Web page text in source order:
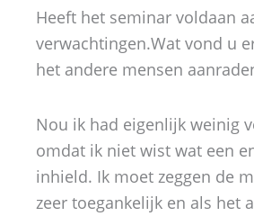
Heeft het seminar voldaan
verwachtingen.Wat vond u
het andere mensen
Nou ik had eigenlijk weinig
omdat ik niet wist wat een
inhield. Ik moet zeggen de
zeer toegankelijk en als het